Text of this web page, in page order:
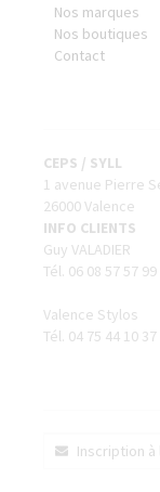
Nos marques
Nos boutiques
Contact
CEPS / SYLL
1 avenue Pierre
26000 Valence
INFO CLIENTS
Guy VALADIER
Tél. 06 08 57 57 99
Valence Stylos
Tél. 04 75 44 10 37